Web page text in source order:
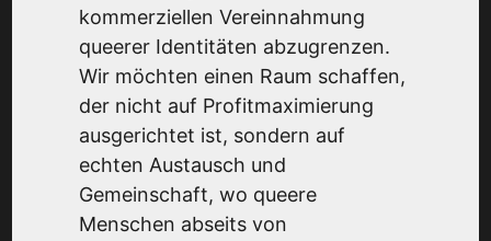
kommerziellen Vereinnahmung
queerer Identitäten abzugrenzen.
Wir möchten einen Raum schaffen,
der nicht auf Profitmaximierung
ausgerichtet ist, sondern auf
echten Austausch und
Gemeinschaft, wo queere
Menschen abseits von